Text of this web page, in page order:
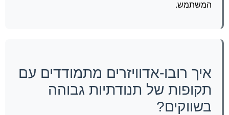
המשתמש.
איך רובו-אדוויזרים מתמודדים עם
תקופות של תנודתיות גבוהה
בשווקים?